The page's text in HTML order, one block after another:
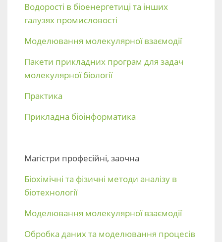
Водорості в біоенергетиці та інших
галузях промисловості
Моделювання молекулярної взаємодії
Пакети прикладних програм для задач
молекулярної біології
Практика
Прикладна біоінформатика
Магістри професійні, заочна
Біохімічні та фізичні методи аналізу в
біотехнології
Моделювання молекулярної взаємодії
Обробка даних та моделювання процесів